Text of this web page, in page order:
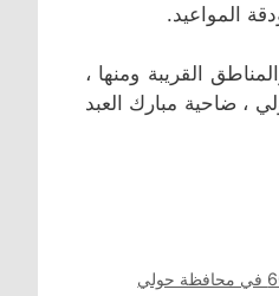
تاكسي أجرة البريطاني السالمية / بجانب البلدية ، يعمل في منطقة السالمية بمحافظة حولي والمناطق القريبة ‎ومنها ،
، ضاحية مبارك العبد